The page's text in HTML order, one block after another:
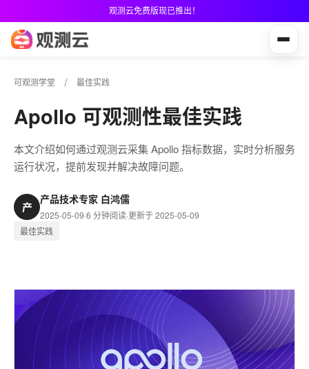
观测云免费版现已推出！
可观测学堂 最佳实践
Apollo 可观测性最佳实践
本文介绍如何通过观测云采集 Apollo 指标数据，实时分析服务
运行状况，提前发现并解决故障问题。
产
产品技术专家 白鸿儒
2025-05-09·6 分钟阅读·更新于 2025-05-09
最佳实践